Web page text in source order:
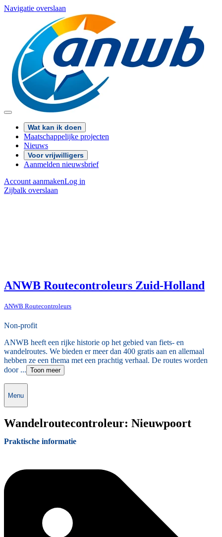
Navigatie overslaan
Wat kan ik doen
Maatschappelijke projecten
Nieuws
Voor vrijwilligers
Aanmelden nieuwsbrief
Account aanmakenLog in
Zijbalk overslaan
ANWB Routecontroleurs Zuid-Holland
ANWB Routecontroleurs
Non-profit
ANWB heeft een rijke historie op het gebied van fiets- en
wandelroutes. We bieden er meer dan 400 gratis aan en allemaal
hebben ze een thema met een prachtig verhaal. De routes worden
door ... Toon meer
Menu
Wandelroutecontroleur: Nieuwpoort
Praktische informatie